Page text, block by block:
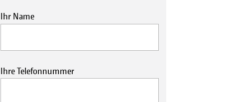
Ihr Name
Ihre Telefonnummer